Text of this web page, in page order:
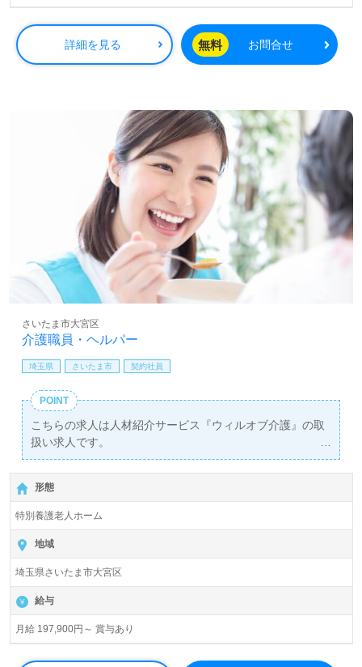
25,000 ・処遇改善 10,000 ・地域手当 26,000 ・資格手当 30,000円
（ケアマネジャー） 7,000円（介護福祉士）
2,000円（ＨＨ2級） ・夜勤手当 7,000／回 ※交通費支給、夜勤手当、社会
保険完備 ※経験能力によって異なります 賞与あり
詳細を見る 無料 お問合せ
介護職員・ヘルパー
さいたま市大宮区
埼玉県 さいたま市 契約社員
POINT
こちらの求人は人材紹介サービス『ウィルオブ介護』の取
扱い求人です。
詳細に関してお気軽にご相談ください♪
【無料】で皆さんの転職活動をサポートいたします。
形態
特別養護老人ホーム
地域
埼玉県さいたま市大宮区
給与
月給 197,900円～ 賞与あり